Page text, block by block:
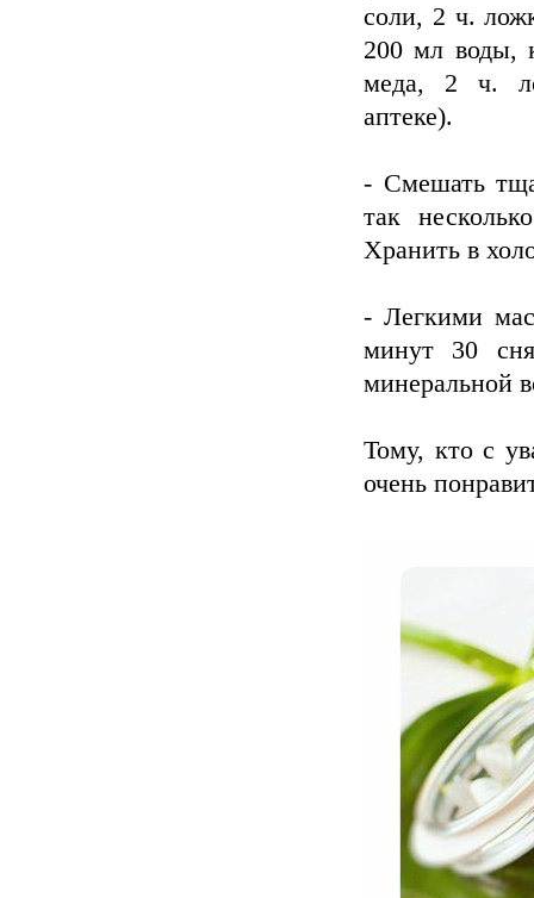
соли, 2 ч.
200 мл воды,
меда, 2 ч.
аптеке).
- Смешать
так
Хранить в
- Легкими
минут 30
минеральной
Тому, кто с
очень